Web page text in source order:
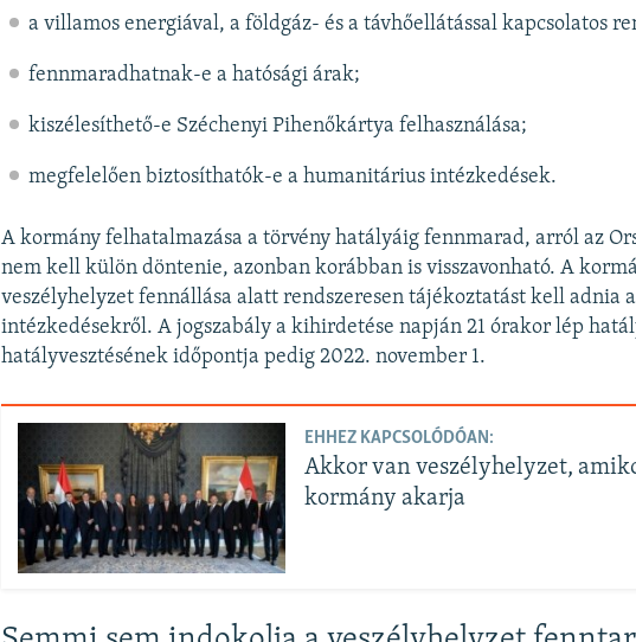
a villamos energiával, a földgáz- és a távhőellátással kapcsolatos
fennmaradhatnak-e a hatósági árak;
kiszélesíthető-e Széchenyi Pihenőkártya felhasználása;
megfelelően biztosíthatók-e a humanitárius intézkedések.
A kormány felhatalmazása a törvény hatályáig fennmarad, arról az
nem kell külön döntenie, azonban korábban is visszavonható. A
veszélyhelyzet fennállása alatt rendszeresen tájékoztatást kell adnia
intézkedésekről. A jogszabály a kihirdetése napján 21 órakor lép
hatályvesztésének időpontja pedig 2022. november 1.
EHHEZ KAPCSOLÓDÓAN:
Akkor van veszélyhelyzet,
kormány akarja